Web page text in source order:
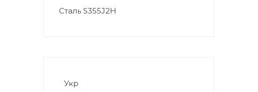
Сталь S355J2H
Укр